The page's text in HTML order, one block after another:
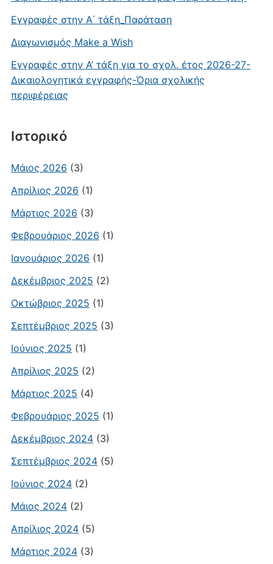
Εγγραφές στην Α΄ τάξη_Παράταση
Διαγωνισμός Make a Wish
Εγγραφές στην Α’ τάξη για το σχολ. έτος 2026-27-
Δικαιολογητικά εγγραφής-Όρια σχολικής
περιφέρειας
Ιστορικό
Μάιος 2026 (3)
Απρίλιος 2026 (1)
Μάρτιος 2026 (3)
Φεβρουάριος 2026 (1)
Ιανουάριος 2026 (1)
Δεκέμβριος 2025 (2)
Οκτώβριος 2025 (1)
Σεπτέμβριος 2025 (3)
Ιούνιος 2025 (1)
Απρίλιος 2025 (2)
Μάρτιος 2025 (4)
Φεβρουάριος 2025 (1)
Δεκέμβριος 2024(3)
Σεπτέμβριος 2024(5)
Ιούνιος 2024(2)
Μάιος 2024(2)
Απρίλιος 2024(5)
Μάρτιος 2024(3)